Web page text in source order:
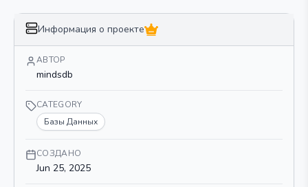
Информация о проекте
АВТОР
mindsdb
CATEGORY
Базы Данных
СОЗДАНО
Jun 25, 2025